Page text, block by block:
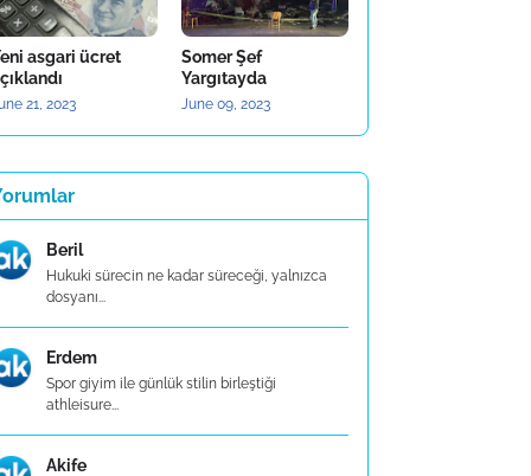
asgari ücret
21, 2023
Somer Şef
Yargıtayda
June 09, 2023
Beril
Hukuki sürecin ne kadar süreceği, yalnızca
dosyanı...
Erdem
Spor giyim ile günlük stilin birleştiği
athleisure...
Akife